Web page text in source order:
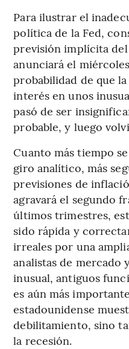
Para ilustrar el
política de la Fed,
previsión implícita
anunciará el
probabilidad de que la
interés en unos
pasó de ser
probable, y luego
Cuanto más tiempo
giro analítico, más
previsiones de
agravará el segundo
últimos trimestres,
sido rápida y
irreales por una
analistas de mercado
inusual, antiguos
es aún más
estadounidense
debilitamiento, sino
la recesión.